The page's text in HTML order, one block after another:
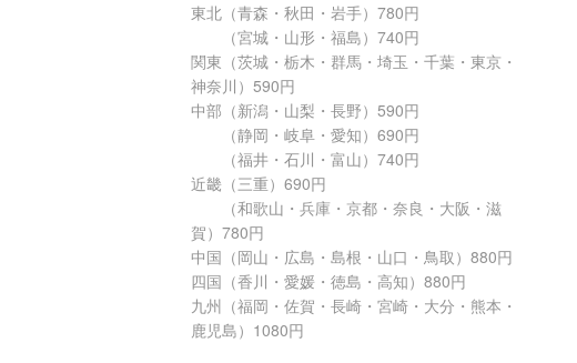
東北（青森・秋田・岩手）780円
（宮城・山形・福島）740円
関東（茨城・栃木・群馬・埼玉・千葉・東京・
神奈川）590円
中部（新潟・山梨・長野）590円
（静岡・岐阜・愛知）690円
（福井・石川・富山）740円
近畿（三重）690円
（和歌山・兵庫・京都・奈良・大阪・滋
賀）780円
中国（岡山・広島・島根・山口・鳥取）880円
四国（香川・愛媛・徳島・高知）880円
九州（福岡・佐賀・長崎・宮崎・大分・熊本・
鹿児島）1080円